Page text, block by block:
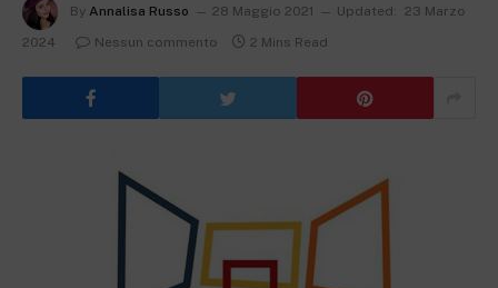
By Annalisa Russo 28 Maggio 2021 Updated:
23 Marzo
2024
Nessun commento 2 Mins Read